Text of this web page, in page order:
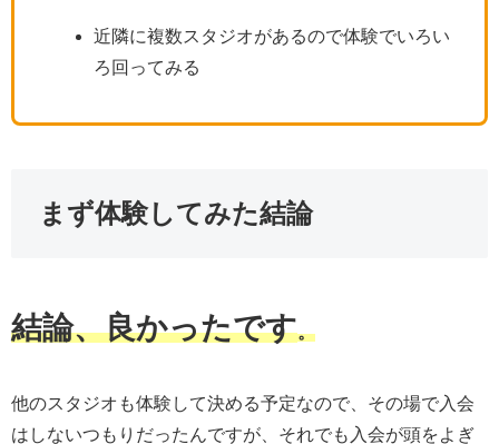
近隣に複数スタジオがあるので体験でいろい
ろ回ってみる
まず体験してみた結論
結論、良かったです。
他のスタジオも体験して決める予定なので、その場で入会
はしないつもりだったんですが、それでも入会が頭をよぎ